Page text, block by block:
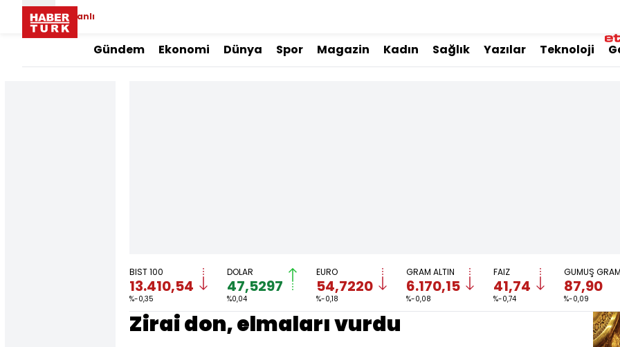
Canlı
Gündem Ekonomi Dünya Spor Magazin Kadın Sağlık Yazılar Teknoloji
BIST 100
13.410,54
%-0,35
DOLAR
47,5297
%0,04
EURO
54,7220
%-0,18
GRAM ALTIN
6.170,15
%-0,08
FAİZ
41,74
%-0,74
GÜMÜŞ GRAM
87,90
%-0,09
Zirai don, elmaları vurdu